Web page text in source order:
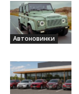
Автоновинки